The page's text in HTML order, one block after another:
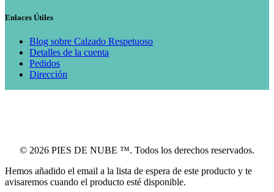
Enlaces Útiles
Blog sobre Calzado Respetuoso
Detalles de la cuenta
Pedidos
Dirección
© 2026 PIES DE NUBE ™. Todos los derechos reservados.
Hemos añadido el email a la lista de espera de este producto y te
avisaremos cuando el producto esté disponible.